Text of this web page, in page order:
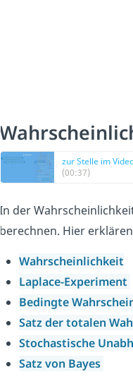
zur Stelle im
(00:37)
In der
berechnen. Hier
Wahrscheinlichkeit
Laplace-Experiment
Bedingte
Satz der totalen
Stochastische
Satz von Bayes